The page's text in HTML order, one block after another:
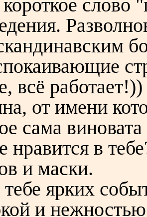
слово
всё работает!))
от имени
сама
нравится в
и маски.
ярких
и